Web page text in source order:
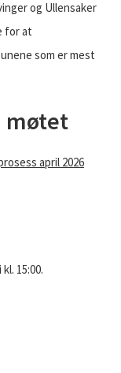
og Ullensaker
for at
som er mest
møtet
april 2026
15:00.